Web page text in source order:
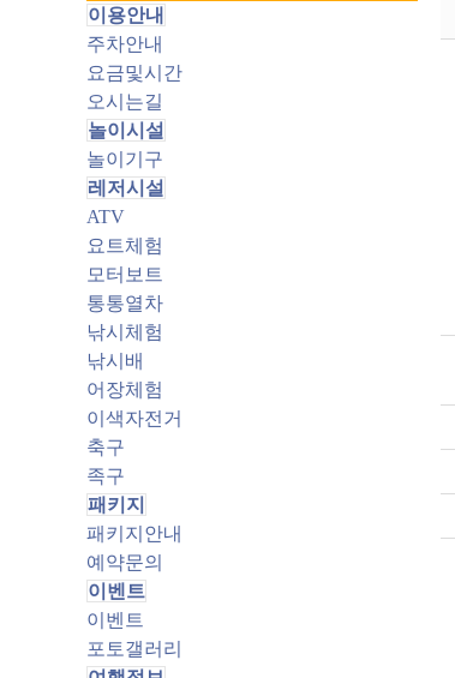
이용안내
주차안내
요금및시간
오시는길
놀이시설
놀이기구
레저시설
ATV
요트체험
모터보트
통통열차
낚시체험
낚시배
어장체험
이색자전거
축구
족구
패키지
패키지안내
예약문의
이벤트
이벤트
포토갤러리